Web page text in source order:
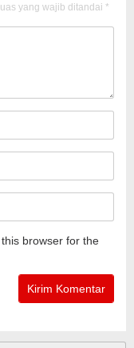
yang wajib ditandai *
browser for the